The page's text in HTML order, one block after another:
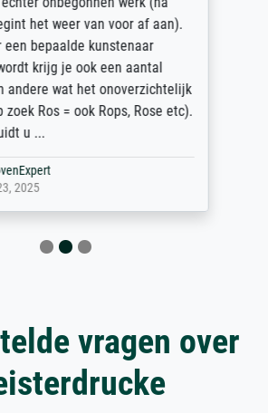
het weer van voor af aan).
een bepaalde kunstenaar
krijg je ook een aantal
andere wat het onoverzichtelijk
zoek Ros = ook Rops, Rose etc).
u ...
2025
vragen over